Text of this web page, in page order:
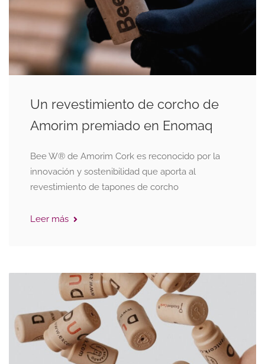
Un revestimiento de corcho de
Amorim premiado en Enomaq
Bee W® de Amorim Cork es reconocido por la
innovación y sostenibilidad que aporta al
revestimiento de tapones de corcho
Leer más